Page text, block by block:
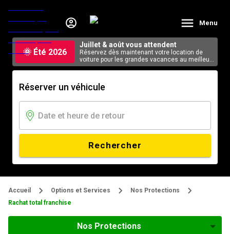
Menu
🌞 Été 2026
Juillet & août vous attendent
Réservez dès maintenant votre location de
voiture pour les grandes vacances au meilleur
tarif, en ligne.
Réserver un véhicule
Rechercher
Accueil Options et Services
Nos Protections
Rachat total franchise
Nos Protections